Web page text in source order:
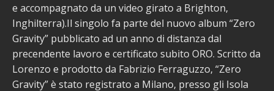
e accompagnato da un video girato a Brighton,
Inghilterra).Il singolo fa parte del nuovo album “Zero
Gravity” pubblicato ad un anno di distanza dal
precendente lavoro e certificato subito ORO. Scritto da
Lorenzo e prodotto da Fabrizio Ferraguzzo, “Zero
Gravity” è stato registrato a Milano, presso gli Isola